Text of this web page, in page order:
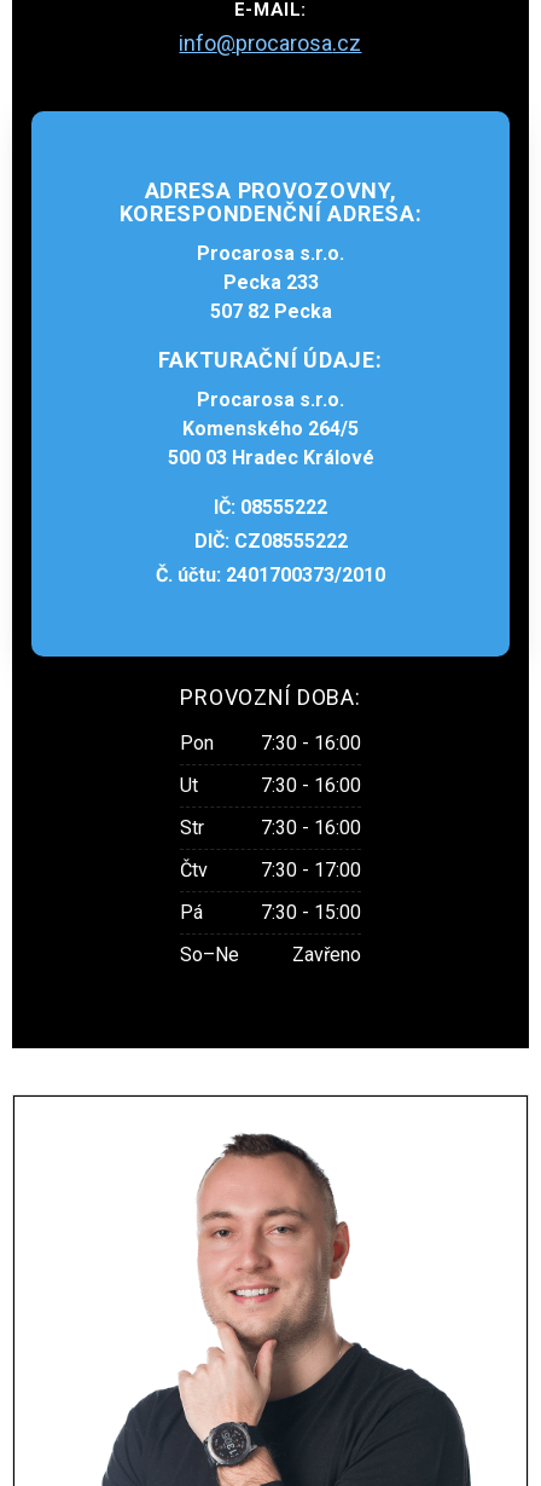
E-MAIL:
info@procarosa.cz
ADRESA PROVOZOVNY,
KORESPONDENČNÍ ADRESA:
Procarosa s.r.o.
Pecka 233
507 82 Pecka
FAKTURAČNÍ ÚDAJE:
Procarosa s.r.o.
Komenského 264/5
500 03 Hradec Králové
IČ: 08555222
DIČ: CZ08555222
Č. účtu: 2401700373/2010
PROVOZNÍ DOBA:
Pon
7:30 - 16:00
Ut
7:30 - 16:00
Str
7:30 - 16:00
Čtv
7:30 - 17:00
Pá
7:30 - 15:00
So–Ne
Zavřeno